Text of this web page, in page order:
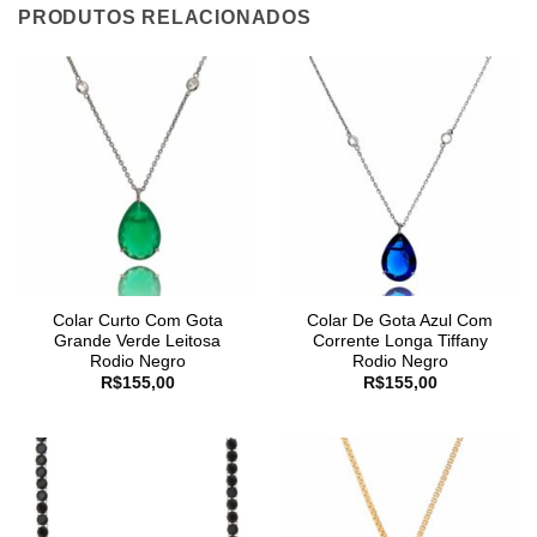
PRODUTOS RELACIONADOS
Colar Curto Com Gota
Grande Verde Leitosa
Rodio Negro
R$155,00
Colar De Gota Azul Com
Corrente Longa Tiffany
Rodio Negro
R$155,00